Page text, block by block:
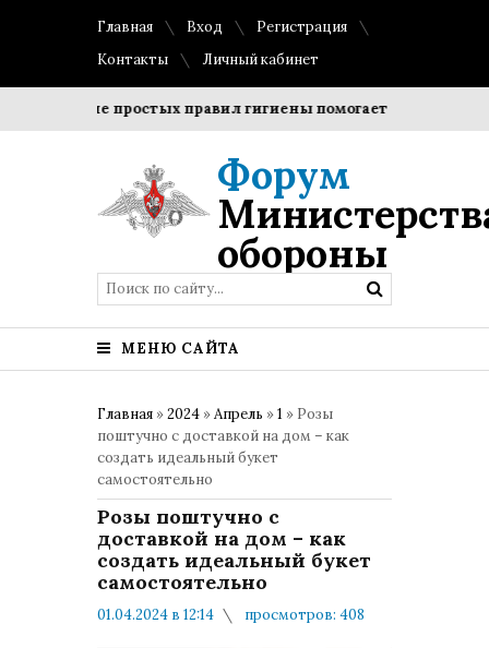
Главная Вход
Регистрация
Контакты
Личный кабинет
простых правил гигиены помогает сохранить
Форум
обороны
МЕНЮ САЙТА
Главная »2024 »Апрель »1 » Розы
поштучно с доставкой на дом – как
создать идеальный букет
самостоятельно
Розы поштучно с
доставкой на дом – как
создать идеальный букет
самостоятельно
01.04.2024 в 12:14
просмотров: 408